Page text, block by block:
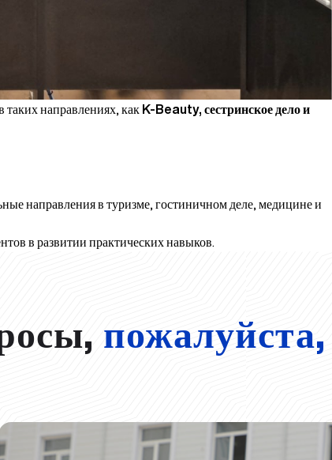
направлениях, как K-Beauty, сестринское дело и
направления в туризме, гостиничном деле, медицине и
в развитии практических навыков.
пожалуйста,